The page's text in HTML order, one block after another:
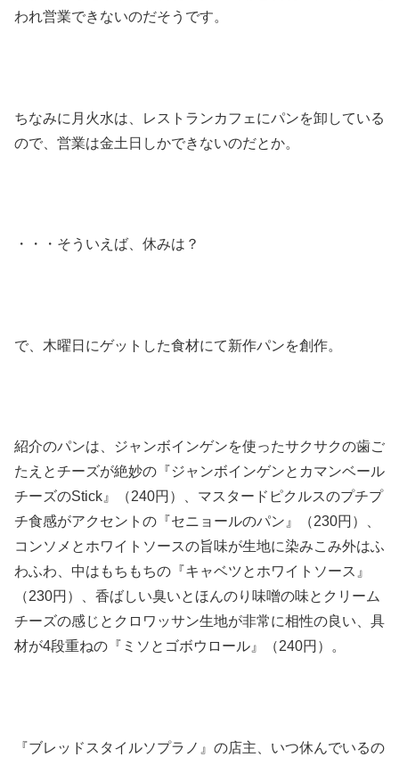
われ営業できないのだそうです。
ちなみに月火水は、レストランカフェにパンを卸している
ので、営業は金土日しかできないのだとか。
・・・そういえば、休みは？
で、木曜日にゲットした食材にて新作パンを創作。
紹介のパンは、ジャンボインゲンを使ったサクサクの歯ご
たえとチーズが絶妙の『ジャンボインゲンとカマンベール
チーズのStick』（240円）、マスタードピクルスのプチプ
チ食感がアクセントの『セニョールのパン』（230円）、
コンソメとホワイトソースの旨味が生地に染みこみ外はふ
わふわ、中はもちもちの『キャベツとホワイトソース』
（230円）、香ばしい臭いとほんのり味噌の味とクリーム
チーズの感じとクロワッサン生地が非常に相性の良い、具
材が4段重ねの『ミソとゴボウロール』（240円）。
『ブレッドスタイルソプラノ』の店主、いつ休んでいるの